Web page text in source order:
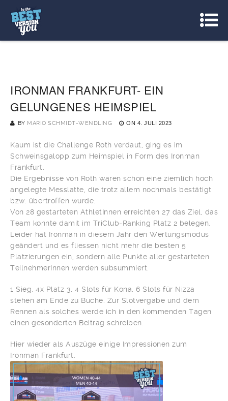
IRONMAN FRANKFURT- EIN
GELUNGENES HEIMSPIEL
BY MARIO SCHMIDT-WENDLING ON 4. JULI 2023
Kaum ist die Challenge Roth verdaut, ging es im
Schweinsgalopp zum Heimspiel in Form des Ironman
Frankfurt.
Die Ergebnisse von Roth waren schon eine ziemlich hoch
angelegte Messlatte, die trotz allem nochmals bestätigt
bzw. übertroffen wurde.
Von 28 gestarteten AthletInnen erreichten 27 das Ziel, das
Team konnte damit im TriClub-Ranking Platz 2 belegen.
Leider hat Ironman in diesem Jahr den Wertungsmodus
geändert und es fliessen nicht mehr die besten 5
Platzierungen ein, sondern alle Punkte aller gestarteten
TeilnehmerInnen werden subsummiert.
1 Sieg, 4x Platz 3, 4 Slots für Kona, 6 Slots für Nizza
stehen am Ende zu Buche. Zur Slotvergabe und dem
Rennen als solches werde ich in den kommenden Tagen
einen gesonderten Beitrag schreiben.
Hier wieder als Auszüge einige Impressionen zum
Ironman Frankfurt.